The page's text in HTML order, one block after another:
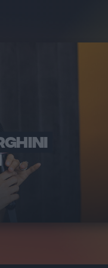
ITALIA
VOI TANKA VILLAGE